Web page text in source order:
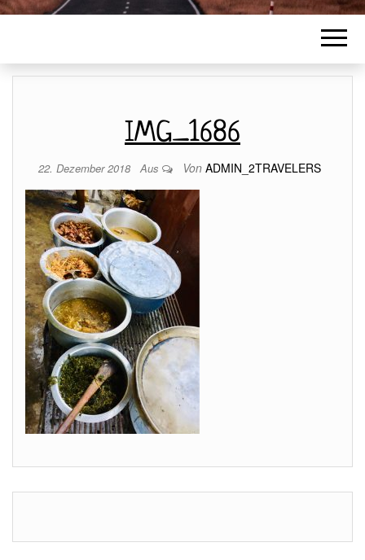
IMG_1686
22. Dezember 2018 Aus Von ADMIN_2TRAVELERS